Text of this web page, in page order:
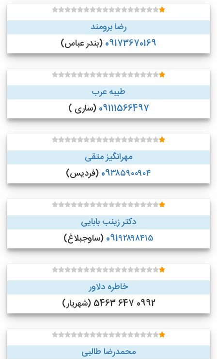
رضا برومند
09173670169 (بندر عباس)
طیبه عرب
09111566497 (ساری )
مهرانگیز متقی
09۳۸۵۹۰۰۹۰۴ (فردیس)
دکتر زینب بابایی
091۹۲۸۹۸۴۱۵ (ساوجبلاغ)
خاطره دلاور
0992 647 5463 (شهریار)
محمدرضا طالبی